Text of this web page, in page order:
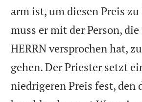
arm ist, um diesen Preis
muss er mit der Person, die
HERRN versprochen hat,
gehen. Der Priester setzt
niedrigeren Preis fest, den